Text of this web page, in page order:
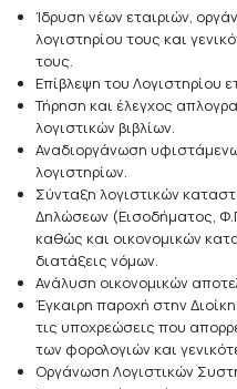
Ίδρυση νέων εταιριών,
λογιστηρίου τους και
τους.
Επίβλεψη του Λογιστηρίου
Τήρηση και έλεγχος
λογιστικών βιβλίων.
Αναδιοργάνωση
λογιστηρίων.
Σύνταξη λογιστικών
Δηλώσεων (Εισοδήματος,
καθώς και οικονομικών
διατάξεις νόμων.
Ανάλυση οικονομικών
Έγκαιρη παροχή στην
τις υποχρεώσεις που
των φορολογιών και
Οργάνωση Λογιστικών